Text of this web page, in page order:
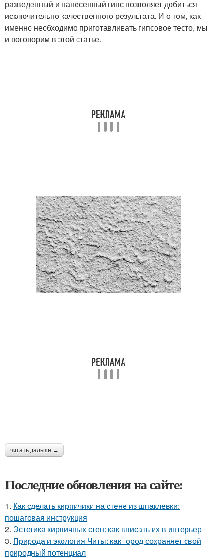
разведенный и нанесенный гипс позволяет добиться
исключительно качественного результата. И о том, как
именно необходимо приготавливать гипсовое тесто, мы
и поговорим в этой статье.
читать дальше →
Последние обновления на сайте:
1. Как сделать кирпичики на стене из шпаклевки:
пошаговая инструкция
2. Эстетика кирпичных стен: как вписать их в интерьер
3. Природа и экология Читы: как город сохраняет свой
природный потенциал